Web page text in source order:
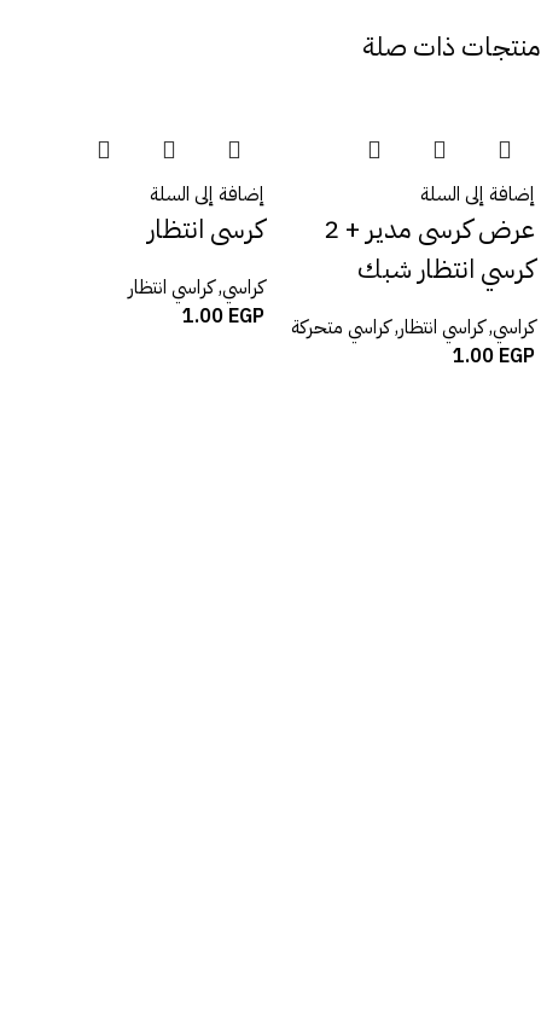
منتجات ذات صلة
إضافة إلى السلة
عرض كرسى مدير + 2
كرسي انتظار شبك
كراسي,كراسي انتظار,كراسي متحركة
1.00 EGP
إضافة إلى السلة
كرسى انتظار
كراسي,كراسي انتظار
1.00 EGP